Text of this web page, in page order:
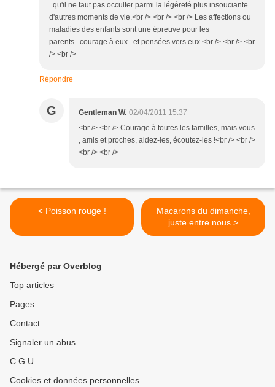
..qu'il ne faut pas occulter parmi la légéreté plus insouciante
d'autres moments de vie.<br /> <br /> <br /> Les affections ou
maladies des enfants sont une épreuve pour les
parents...courage à eux...et pensées vers eux.<br /> <br /> <br
/> <br />
Répondre
G Gentleman W. 02/04/2011 15:37
<br /> <br /> Courage à toutes les familles, mais vous
, amis et proches, aidez-les, écoutez-les !<br /> <br />
<br /> <br />
< Poisson rouge !
Macarons du dimanche,
juste entre nous >
Hébergé par Overblog
Top articles
Pages
Contact
Signaler un abus
C.G.U.
Cookies et données personnelles